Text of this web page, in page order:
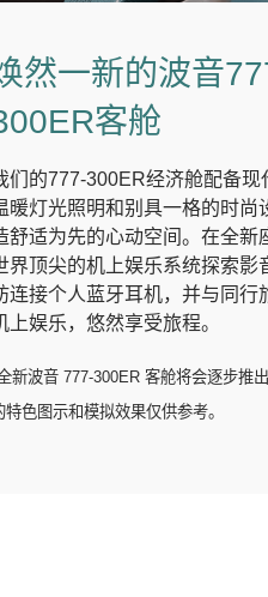
然一新的波音
客舱
们的777-300ER经济舱配备现
暖灯光照明和别具一格的时尚
舒适为先的心动空间。在全新
界顶尖的机上娱乐系统探索影
连接个人蓝牙耳机，并与同行
上娱乐，悠然享受旅程。
新波音 777-300ER 客舱将会逐步推
特色图示和模拟效果仅供参考。